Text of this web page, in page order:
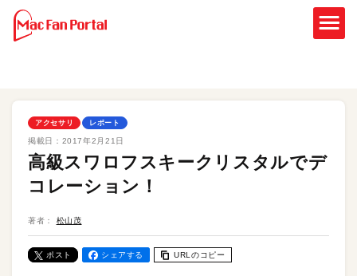
アクセサリ レポート
掲載日： 2017年2月21日
高級スワロフスキークリスタルでデ
コレーション！
著者： 松山茂
ポスト シェアする URLのコピー